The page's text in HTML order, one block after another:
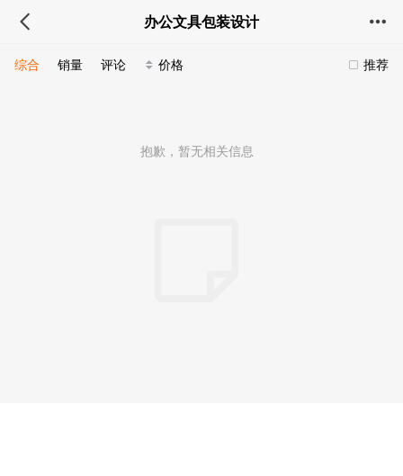
办公文具包装设计
推荐
综合 销量 评论 价格
抱歉，暂无相关信息